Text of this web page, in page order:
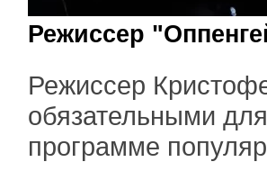
Режиссер
Режиссер
обязательными
программе